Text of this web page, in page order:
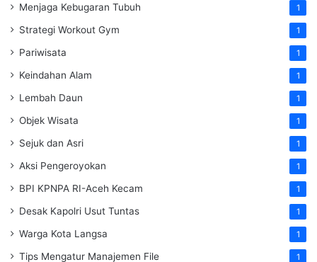
Menjaga Kebugaran Tubuh 1
Strategi Workout Gym 1
Pariwisata 1
Keindahan Alam 1
Lembah Daun 1
Objek Wisata 1
Sejuk dan Asri 1
Aksi Pengeroyokan 1
BPI KPNPA RI-Aceh Kecam 1
Desak Kapolri Usut Tuntas 1
Warga Kota Langsa 1
Tips Mengatur Manajemen File 1